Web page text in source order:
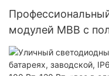
модулей MBB с
мощностью 545 Вт